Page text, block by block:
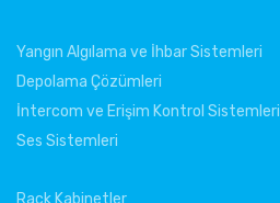
Yangın Algılama ve İhbar Sistemleri
Depolama Çözümleri
İntercom ve Erişim Kontrol Sistemleri
Ses Sistemleri